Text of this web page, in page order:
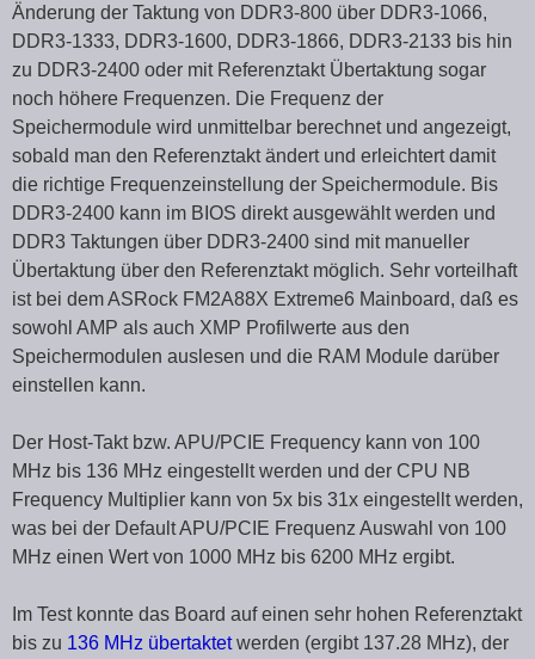
Änderung der Taktung von DDR3-800 über DDR3-1066,
DDR3-1333, DDR3-1600, DDR3-1866, DDR3-2133 bis hin
zu DDR3-2400 oder mit Referenztakt Übertaktung sogar
noch höhere Frequenzen. Die Frequenz der
Speichermodule wird unmittelbar berechnet und angezeigt,
sobald man den Referenztakt ändert und erleichtert damit
die richtige Frequenzeinstellung der Speichermodule. Bis
DDR3-2400 kann im BIOS direkt ausgewählt werden und
DDR3 Taktungen über DDR3-2400 sind mit manueller
Übertaktung über den Referenztakt möglich. Sehr vorteilhaft
ist bei dem ASRock FM2A88X Extreme6 Mainboard, daß es
sowohl AMP als auch XMP Profilwerte aus den
Speichermodulen auslesen und die RAM Module darüber
einstellen kann.
Der Host-Takt bzw. APU/PCIE Frequency kann von 100
MHz bis 136 MHz eingestellt werden und der CPU NB
Frequency Multiplier kann von 5x bis 31x eingestellt werden,
was bei der Default APU/PCIE Frequenz Auswahl von 100
MHz einen Wert von 1000 MHz bis 6200 MHz ergibt.
Im Test konnte das Board auf einen sehr hohen Referenztakt
bis zu 136 MHz übertaktetwerden (ergibt 137.28 MHz), der